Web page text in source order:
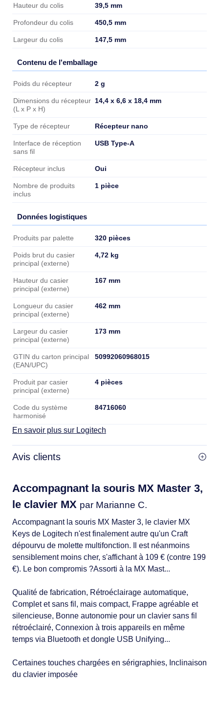
Hauteur du colis 39,5 mm
Profondeur du colis 450,5 mm
Largeur du colis 147,5 mm
Contenu de l'emballage
Contenu de l'emballage
Poids du récepteur 2 g
Dimensions du récepteur
(L x P x H)
14,4 x 6,6 x 18,4 mm
Type de récepteur Récepteur nano
Interface de réception
sans fil
USB Type-A
Récepteur inclus Oui
Nombre de produits
inclus
1 pièce
Données logistiques
Données logistiques
Produits par palette 320 pièces
Poids brut du casier
principal (externe)
4,72 kg
Hauteur du casier
principal (externe)
167 mm
Longueur du casier
principal (externe)
462 mm
Largeur du casier
principal (externe)
173 mm
GTIN du carton principal
(EAN/UPC)
50992060968015
Produit par casier
principal (externe)
4 pièces
Code du système
harmonisé
84716060
En savoir plus sur Logitech
Avis clients
Accompagnant la souris MX Master 3,
le clavier MX par Marianne C.
Accompagnant la souris MX Master 3, le clavier MX
Keys de Logitech n'est finalement autre qu'un Craft
dépourvu de molette multifonction. Il est néanmoins
sensiblement moins cher, s'affichant à 109 € (contre 199
€). Le bon compromis ?Assorti à la MX Mast...
Qualité de fabrication, Rétroéclairage automatique,
Complet et sans fil, mais compact, Frappe agréable et
silencieuse, Bonne autonomie pour un clavier sans fil
rétroéclairé, Connexion à trois appareils en même
temps via Bluetooth et dongle USB Unifying...
Certaines touches chargées en sérigraphies, Inclinaison
du clavier imposée